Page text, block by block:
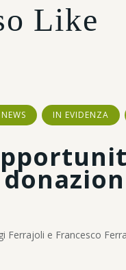
Like
IN EVIDENZA
Ferrajoli e Francesco